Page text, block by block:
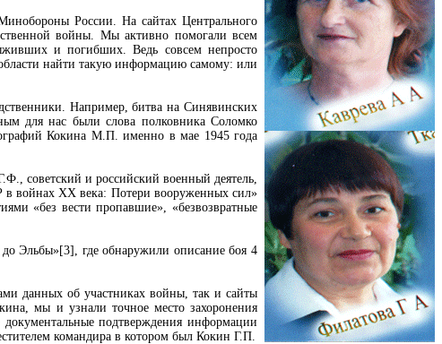
России. На сайтах Центрального
войны. Мы активно помогали всем
и погибших. Ведь совсем непросто
найти такую информацию самому: или
Например, битва на Синявинских
для нас были слова полковника Соломко
Кокина М.П. именно в мае 1945 года
советский и российский военный деятель,
в войнах XX века: Потери вооруженных сил»
«без вести пропавшие», «безвозвратные
Эльбы»[3], где обнаружили описание боя 4
данных об участниках войны, так и сайты
мы и узнали точное место захоронения
подтверждения информации
командира в котором был Кокин Г.П.